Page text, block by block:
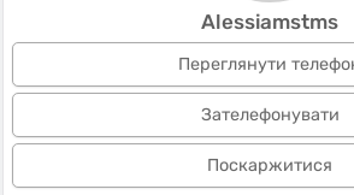
Alessiamstms
Переглянути
Зателефонувати
Поскаржитися